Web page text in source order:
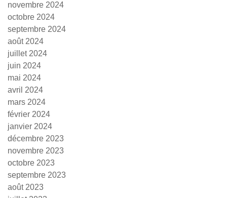
novembre 2024
octobre 2024
septembre 2024
août 2024
juillet 2024
juin 2024
mai 2024
avril 2024
mars 2024
février 2024
janvier 2024
décembre 2023
novembre 2023
octobre 2023
septembre 2023
août 2023